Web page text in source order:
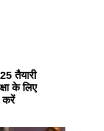
तैयारी
के लिए
करें